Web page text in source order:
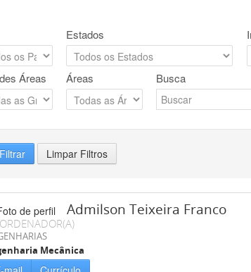
Estados
Áreas Áreas Busca
Filtrar Limpar Filtros
Admilson Teixeira Franco
Mecânica